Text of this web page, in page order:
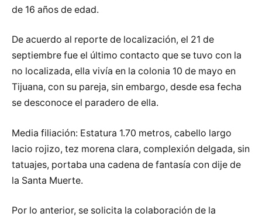
de 16 años de edad.
De acuerdo al reporte de localización, el 21 de
septiembre fue el último contacto que se tuvo con la
no localizada, ella vivía en la colonia 10 de mayo en
Tijuana, con su pareja, sin embargo, desde esa fecha
se desconoce el paradero de ella.
Media filiación: Estatura 1.70 metros, cabello largo
lacio rojizo, tez morena clara, complexión delgada, sin
tatuajes, portaba una cadena de fantasía con dije de
la Santa Muerte.
Por lo anterior, se solicita la colaboración de la